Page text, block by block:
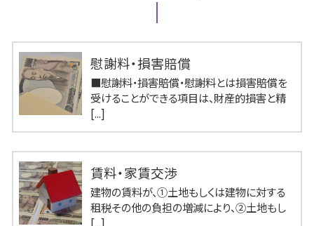
慰謝料・損害賠償
■慰謝料・損害賠償・慰謝料とは損害賠償を
受けることができる項目は、財産的損害と精
[...]
賃料・家賃交渉
建物の賃料が、①土地もしくは建物に対する
租税その他の負担の増減により、②土地もし
[...]